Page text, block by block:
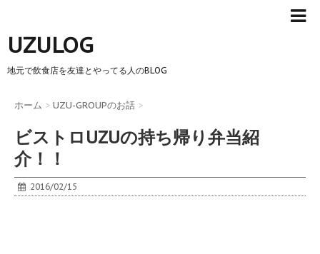
UZULOG
地元で飲食店を友達とやってる人のBLOG
ホーム > UZU-GROUPのお話 >
ビストロUZUの持ち帰り弁当紹
介！！
2016/02/15